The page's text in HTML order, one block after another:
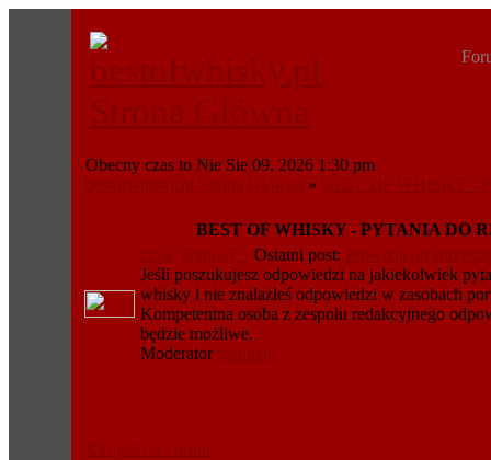
Obecny czas to Nie Sie 09, 2026 1:30 pm
bestofwhisky.pl Strona Główna » BEST OF WHISKY -
BEST OF WHISKY - PYTANIA DO
czyli 'pomocy!' Ostatni post: Prowizja od
Jeśli poszukujesz odpowiedzi na jakiekolwiek
whisky i nie znalazłeś odpowiedzi w zasobach
Kompetentna osoba z zespołu redakcyjnego
będzie możliwe.
Moderator rosomak
Kto jest na Forum